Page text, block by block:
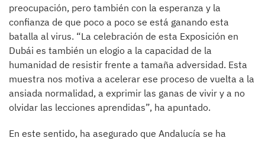
preocupación, pero también con la esperanza y la
confianza de que poco a poco se está ganando esta
batalla al virus. “La celebración de esta Exposición en
Dubái es también un elogio a la capacidad de la
humanidad de resistir frente a tamaña adversidad. Esta
muestra nos motiva a acelerar ese proceso de vuelta a la
ansiada normalidad, a exprimir las ganas de vivir y a no
olvidar las lecciones aprendidas”, ha apuntado.
En este sentido, ha asegurado que Andalucía se ha